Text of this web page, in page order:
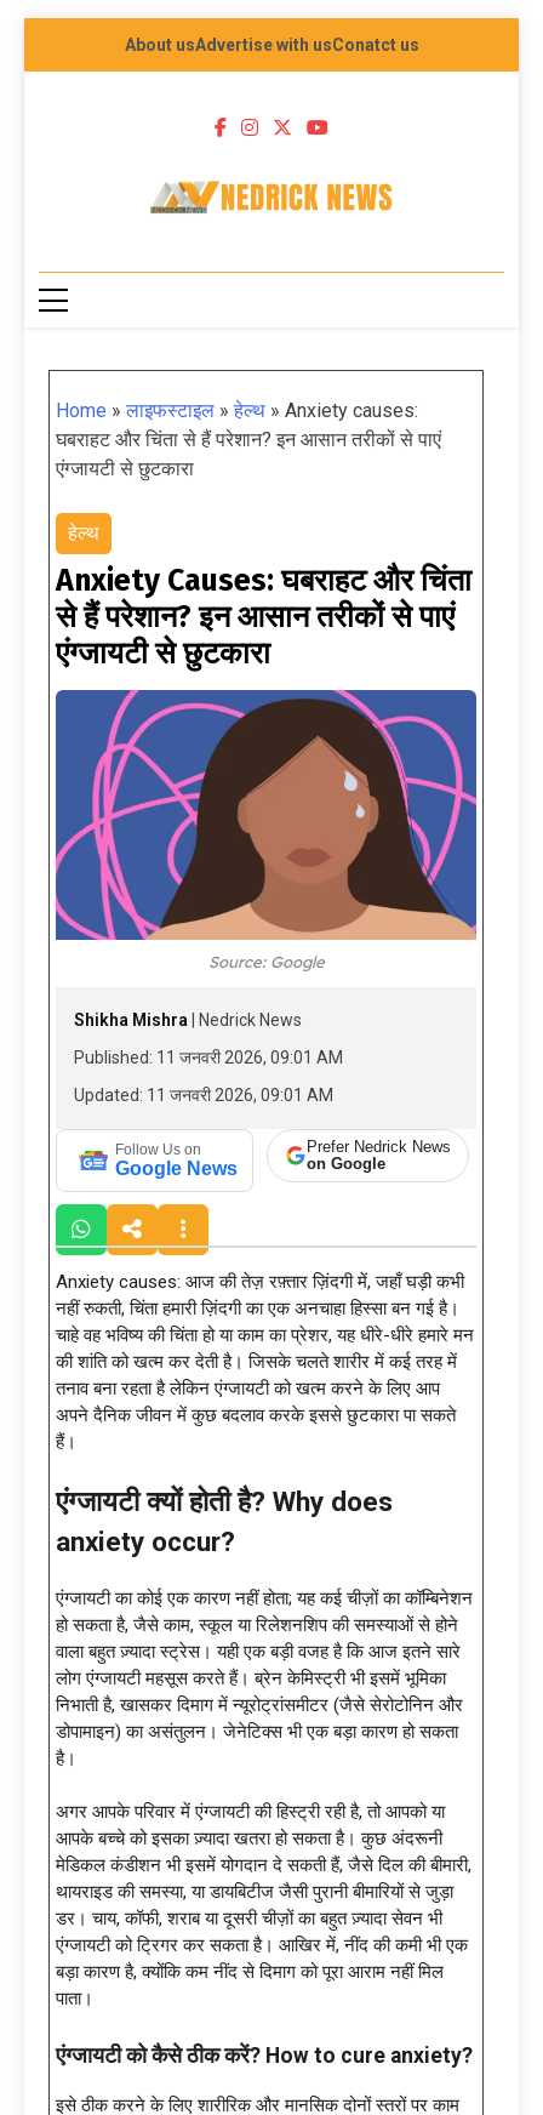
About usAdvertise with usConatct us
NEDRICK NEWS
Home »लाइफस्टाइल »हेल्थ » Anxiety causes:
घबराहट और चिंता से हैं परेशान? इन आसान तरीकों से पाएं
एंग्जायटी से छुटकारा
हेल्थ
Anxiety Causes: घबराहट और चिंता
से हैं परेशान? इन आसान तरीकों से पाएं
एंग्जायटी से छुटकारा
Source: Google
Shikha Mishra | Nedrick News
Published: 11 जनवरी 2026, 09:01 AM
Updated: 11 जनवरी 2026, 09:01 AM
Follow Us on
Google News
Prefer Nedrick News
on Google
Anxiety causes: आज की तेज़ रफ़्तार ज़िंदगी में, जहाँ घड़ी कभी
नहीं रुकती, चिंता हमारी ज़िंदगी का एक अनचाहा हिस्सा बन गई है।
चाहे वह भविष्य की चिंता हो या काम का प्रेशर, यह धीरे-धीरे हमारे मन
की शांति को खत्म कर देती है। जिसके चलते शारीर में कई तरह में
तनाव बना रहता है लेकिन एंग्जायटी को खत्म करने के लिए आप
अपने दैनिक जीवन में कुछ बदलाव करके इससे छुटकारा पा सकते
हैं।
एंग्जायटी क्यों होती है? Why does
anxiety occur?
एंग्जायटी का कोई एक कारण नहीं होता; यह कई चीज़ों का कॉम्बिनेशन
हो सकता है, जैसे काम, स्कूल या रिलेशनशिप की समस्याओं से होने
वाला बहुत ज़्यादा स्ट्रेस। यही एक बड़ी वजह है कि आज इतने सारे
लोग एंग्जायटी महसूस करते हैं। ब्रेन केमिस्ट्री भी इसमें भूमिका
निभाती है, खासकर दिमाग में न्यूरोट्रांसमीटर (जैसे सेरोटोनिन और
डोपामाइन) का असंतुलन। जेनेटिक्स भी एक बड़ा कारण हो सकता
है।
अगर आपके परिवार में एंग्जायटी की हिस्ट्री रही है, तो आपको या
आपके बच्चे को इसका ज़्यादा खतरा हो सकता है। कुछ अंदरूनी
मेडिकल कंडीशन भी इसमें योगदान दे सकती हैं, जैसे दिल की बीमारी,
थायराइड की समस्या, या डायबिटीज जैसी पुरानी बीमारियों से जुड़ा
डर। चाय, कॉफी, शराब या दूसरी चीज़ों का बहुत ज़्यादा सेवन भी
एंग्जायटी को ट्रिगर कर सकता है। आखिर में, नींद की कमी भी एक
बड़ा कारण है, क्योंकि कम नींद से दिमाग को पूरा आराम नहीं मिल
पाता।
एंग्जायटी को कैसे ठीक करें? How to cure anxiety?
इसे ठीक करने के लिए शारीरिक और मानसिक दोनों स्तरों पर काम